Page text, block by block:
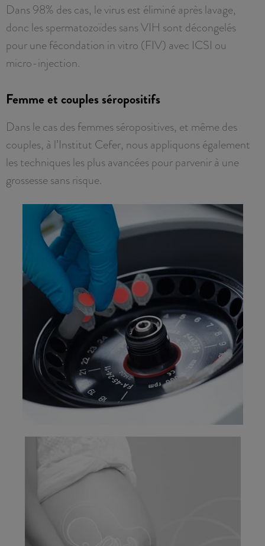
Dans 98% des cas, le virus est éliminé après lavage,
donc les spermatozoïdes sans VIH sont décongelés
pour une fécondation in vitro (FIV) avec ICSI ou
micro-injection.
Femme et couples séropositifs
Dans le cas des femmes séropositives, et même des
couples, à l’Institut Cefer, nous appliquons également
les techniques les plus avancées pour parvenir à une
grossesse sans risque.